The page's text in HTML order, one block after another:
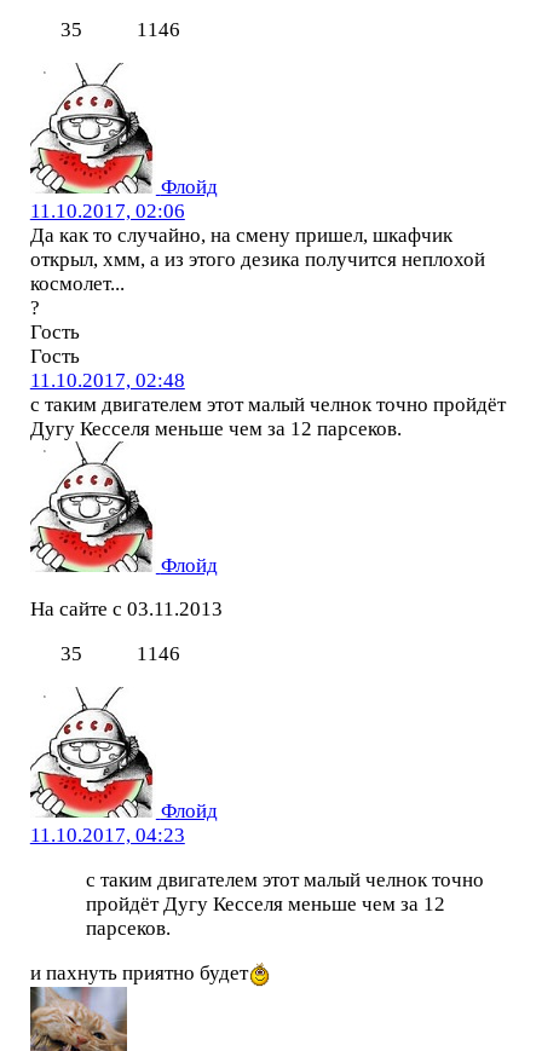
35
1146
Флойд
11.10.2017, 02:06
Да как то случайно, на смену пришел, шкафчик
открыл, хмм, а из этого дезика получится неплохой
космолет...
?
Гость
Гость
11.10.2017, 02:48
с таким двигателем этот малый челнок точно пройдёт
Дугу Кесселя меньше чем за 12 парсеков.
Флойд
На сайте с 03.11.2013
35
1146
Флойд
11.10.2017, 04:23
с таким двигателем этот малый челнок точно
пройдёт Дугу Кесселя меньше чем за 12
парсеков.
и пахнуть приятно будет